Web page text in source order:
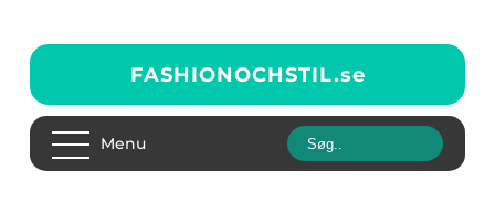
FASHIONOCHSTIL.se
Menu